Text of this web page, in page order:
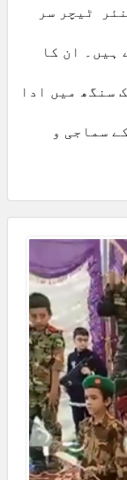
ٹیچر سر
ہیں۔ ان کا
ٹیک سنگھ میں ادا
سماجی و